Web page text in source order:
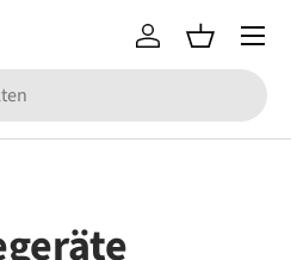
Einloggen
Menü